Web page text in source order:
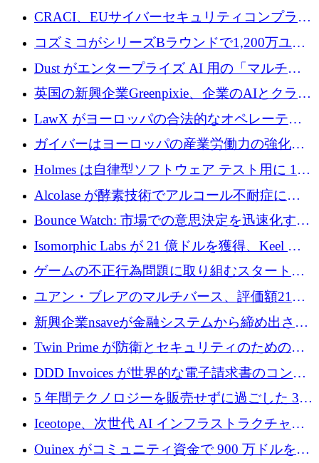
ローズで4億ドルを確保
CRACI、EUサイバーセキュリティコンプライ
アンスプラットフォームのために140万ユーロ
コズミコがシリーズBラウンドで1,200万ユー
ロを調達
Dust がエンタープライズ AI 用の「マルチプ
レイヤー」オペレーティング システムを構築
するシリーズ B で 4,000 万ドルを調達
英国の新興企業Greenpixie、企業のAIとクラウ
ドのエネルギー無駄を削減するために470万ポ
ンドを調達
LawX がヨーロッパの合法的なオペレーティ
ング システムを構築するために 750 万ユーロ
を調達
ガイバーはヨーロッパの産業労働力の強化に
貢献するために 140 万ユーロを獲得
Holmes は自律型ソフトウェア テスト用に 110
万ユーロのプレシードを提供して開始
Alcolase が酵素技術でアルコール不耐症に取
り組むために 150 万ユーロを調達
Bounce Watch: 市場での意思決定を迅速化する
ためのインテリジェンス層を構築する
Isomorphic Labs が 21 億ドルを獲得、Keel の
ネオバンク後の軸、ポーランドのソフトウェ
ア進化
ゲームの不正行為問題に取り組むスタートア
ップを紹介する
ユアン・ブレアのマルチバース、評価額21億
ドルで7,000万ドルを調達
新興企業nsaveが金融システムから締め出され
たシリア人に国際銀行アクセスをもたらす
Twin Prime が防衛とセキュリティのためのフ
ロンティア AI モデルを構築するために 1,000
万ドルのプレシードを獲得
DDD Invoices が世界的な電子請求書のコンプ
ライアンスを簡素化するために 131 万ユーロ
を調達
5 年間テクノロジーを販売せずに過ごした 3D
プリンティングのスタートアップを紹介しま
Iceotope、次世代 AI インフラストラクチャの
冷却を促進するために 2,600 万ドルを調達
Ouinex がコミュニティ資金で 900 万ドルを達